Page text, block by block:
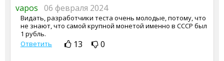
vapos 06 февраля 2024
Видать, разработчики теста очень молодые, потому, что
не знают, что самой крупной монетой именно в СССР был
1 рубль.
Ответить
13 0